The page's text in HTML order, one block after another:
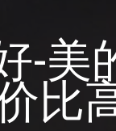
-美
比